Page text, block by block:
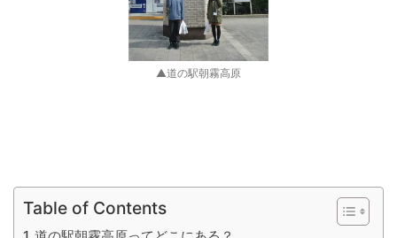
▲道の駅朝霧高原
Table of Contents